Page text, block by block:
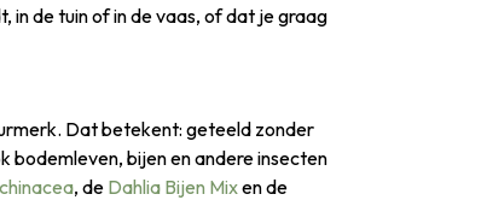
in de tuin of in de vaas, of dat je graag
Dat betekent: geteeld zonder
bodemleven, bijen en andere insecten
, de Dahlia Bijen Mixen de